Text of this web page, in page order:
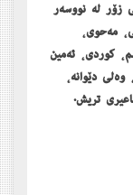
زۆر لە نووسەر
مەحوی،
کوردی، ئەمین
دێوانە،
تریش.